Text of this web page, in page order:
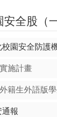
安全股（
校園安全防護
實施計畫
外籍生外語版
報